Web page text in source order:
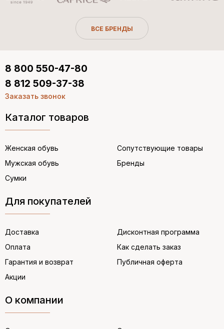
ВСЕ БРЕНДЫ
Каталог товаров
Женская обувь
Мужская обувь
Сумки
Сопутствующие товары
Бренды
Для покупателей
Доставка
Оплата
Гарантия и возврат
Акции
Дисконтная программа
Как сделать заказ
Публичная оферта
О компании
8 800 550-47-80
8 812 509-37-38
Заказать звонок